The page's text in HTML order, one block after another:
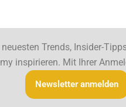
Trends, Insider-
inspirieren. Mit Ihrer
Newsletter anmelden